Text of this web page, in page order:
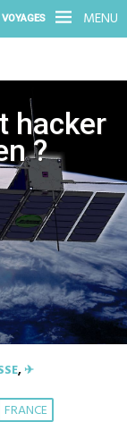
MENU
hacker
?
,✈︎
FRANCE